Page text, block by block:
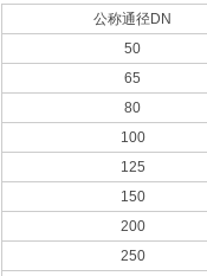
公称通径DN
50
65
80
100
125
150
200
250